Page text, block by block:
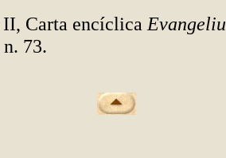
II, Carta encíclica
73.